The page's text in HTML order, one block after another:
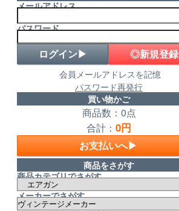
メールアドレス
パスワード
◎新規登録
会員メールアドレスを記憶
パスワード再発行
買い物かご
商品数：0点
合計： 0円
お支払いへ▶
商品をさがす
商品カテゴリでさがす
メーカーでさがす